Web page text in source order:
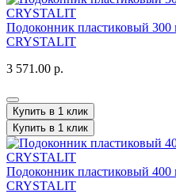
Подоконник пластиковый
CRYSTALIT
3 571.00 р.
Купить в 1 клик
Купить в 1 клик
Подоконник пластиковый
CRYSTALIT